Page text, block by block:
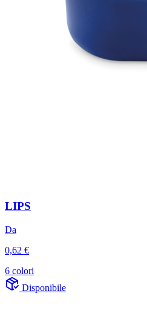
LIPS
Da
0,62 €
6 colori
Disponibile